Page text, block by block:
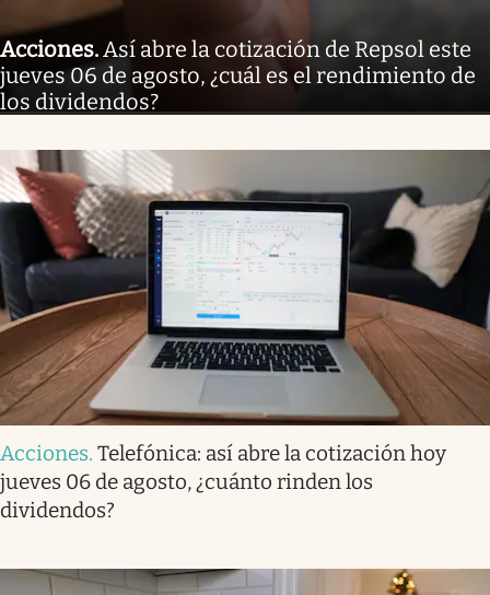
Acciones.Así abre la cotización de Repsol este
jueves 06 de agosto, ¿cuál es el rendimiento de
los dividendos?
Acciones. Telefónica: así abre la cotización hoy
jueves 06 de agosto, ¿cuánto rinden los
dividendos?